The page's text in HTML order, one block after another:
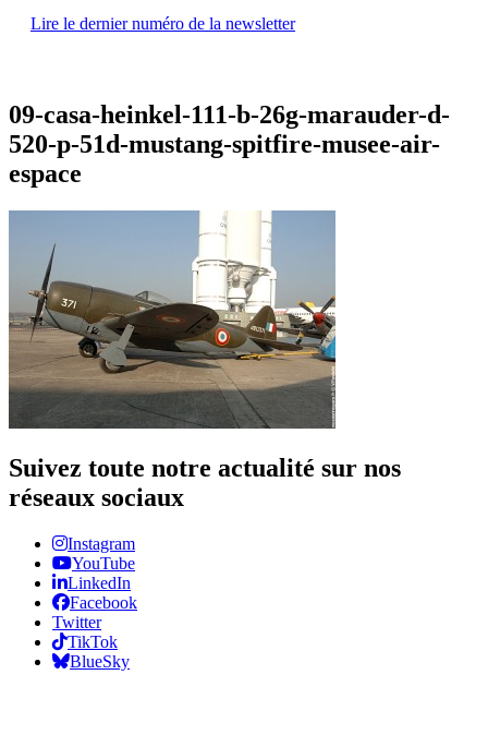
Lire le dernier numéro de la newsletter
09-casa-heinkel-111-b-26g-marauder-d-
520-p-51d-mustang-spitfire-musee-air-
espace
Suivez toute notre actualité sur nos
réseaux sociaux
Instagram
YouTube
LinkedIn
Facebook
Twitter
TikTok
BlueSky